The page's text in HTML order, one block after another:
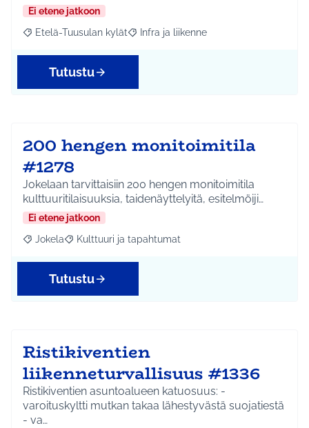
Ei etene jatkoon
Rajaa tulokset aihepiirin mukaan: Etelä-Tuusulan kylät
Etelä-Tuusulan kylät Rajaa tulokset teeman mukaan: Infra ja
Infra ja liikenne
Tutustu
200 hengen monitoimitila
#1278
Jokelaan tarvittaisiin 200 hengen monitoimitila
kulttuuritilaisuuksia, taidenäyttelyitä, esitelmöiji…
Ei etene jatkoon
Rajaa tulokset aihepiirin mukaan: Jokela
Jokela Rajaa tulokset teeman mukaan: Kulttuuri ja
Kulttuuri ja tapahtumat
Tutustu
Ristikiventien
liikenneturvallisuus #1336
Ristikiventien asuntoalueen katuosuus: -
varoituskyltti mutkan takaa lähestyvästä suojatiestä
- va…